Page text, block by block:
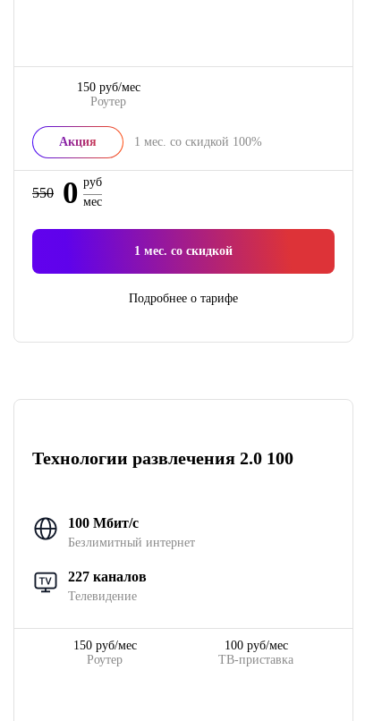
Роутер
150 руб/мес
Акция 1 мес. со скидкой 100%
550 0 руб
мес
1 мес. со скидкой
Подробнее о тарифе
Технологии развлечения 2.0 100
100 Мбит/с
Безлимитный интернет
227 каналов
Телевидение
Роутер
150 руб/мес
ТВ-приставка
100 руб/мес